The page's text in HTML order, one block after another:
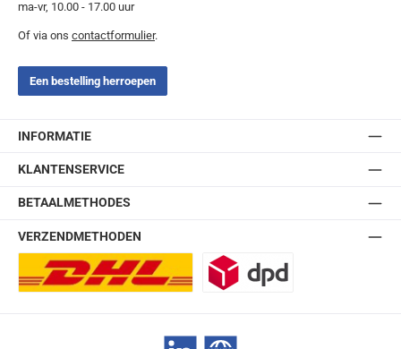
ma-vr, 10.00 - 17.00 uur
Of via ons contactformulier.
Een bestelling herroepen
INFORMATIE
KLANTENSERVICE
BETAALMETHODES
VERZENDMETHODEN